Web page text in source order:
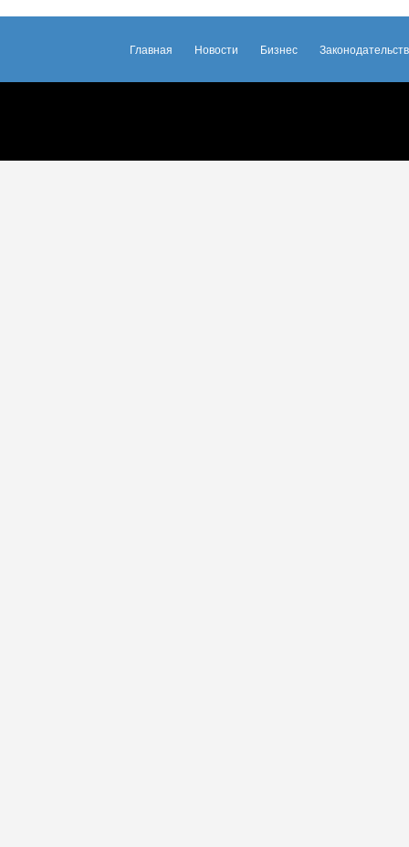
Главная Новости Бизнес